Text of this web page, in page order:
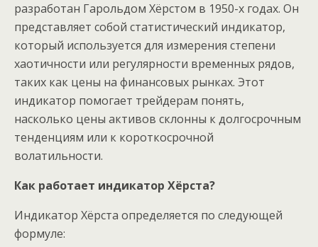
разработан Гарольдом Хёрстом в 1950-х годах. Он
представляет собой статистический индикатор,
который используется для измерения степени
хаотичности или регулярности временных рядов,
таких как цены на финансовых рынках. Этот
индикатор помогает трейдерам понять,
насколько цены активов склонны к долгосрочным
тенденциям или к короткосрочной
волатильности.
Как работает индикатор Хёрста?
Индикатор Хёрста определяется по следующей
формуле: